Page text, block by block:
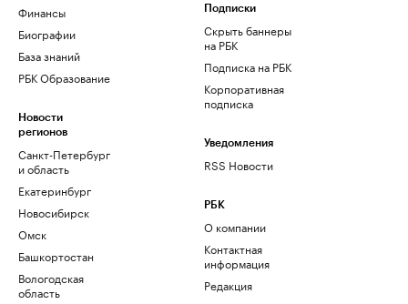
Финансы
Биографии
База знаний
РБК Образование
Новости
регионов
Санкт-Петербург
и область
Екатеринбург
Новосибирск
Омск
Башкортостан
Вологодская
область
Подписки
Скрыть баннеры
на РБК
Подписка на РБК
Корпоративная
подписка
Уведомления
RSS Новости
РБК
О компании
Контактная
информация
Редакция